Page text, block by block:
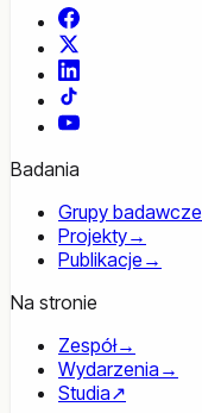
Facebook
YouTube
Badania
Grupy badawcze
Projekty→
Publikacje →
Na stronie
Zespół→
Wydarzenia →
Studia↗